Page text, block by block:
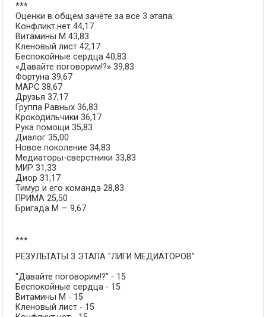
***
Оценки в общем зачёте за все 3 этапа:
Конфликт.нет 44,17
Витамины М 43,83
Кленовый лист 42,17
Беспокойные сердца 40,83
«Давайте поговорим!?» 39,83
Фортуна 39,67
МАРС 38,67
Друзья 37,17
Группа Равных 36,83
Крокодильчики 36,17
Рука помощи 35,83
Диалог 35,00
Новое поколение 34,83
Медиаторы-сверстники 33,83
МИР 31,33
Диор 31,17
Тимур и его команда 28,83
ПРИМА 25,50
Бригада М — 9,67
***
РЕЗУЛЬТАТЫ 3 ЭТАПА "ЛИГИ МЕДИАТОРОВ"
"Давайте поговорим!?" - 15
Беспокойные сердца - 15
Витамины М - 15
Кленовый лист - 15